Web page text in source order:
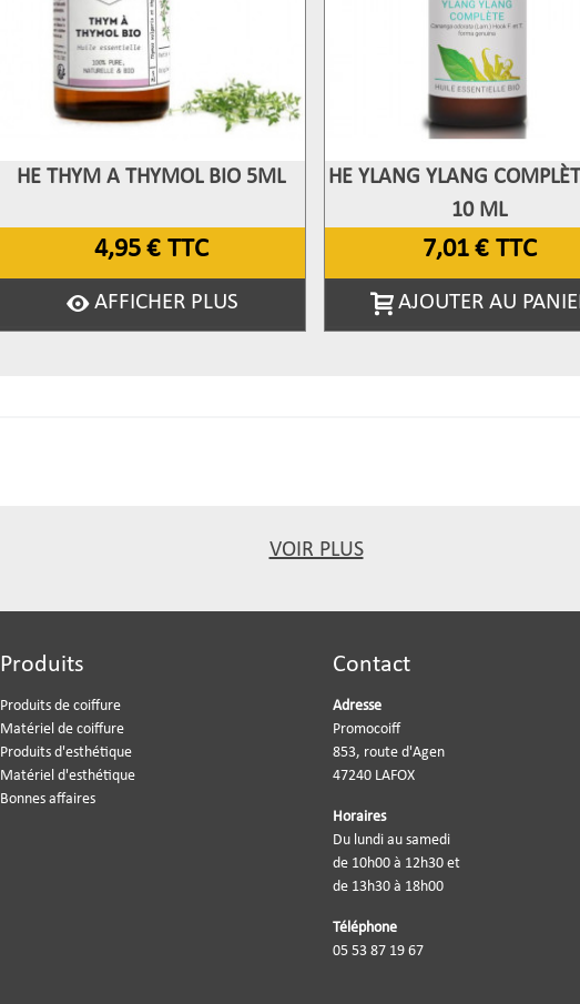
Afficher Plus
HE THYM A THYMOL BIO 5ML
4,95 € TTC
AFFICHER PLUS
Afficher Plus
HE YLANG YLANG
10 ML
7,01 € TTC
AJOUTER AU
VOIR PLUS
Produits
Produits de coiffure
Matériel de coiffure
Produits d'esthétique
Matériel d'esthétique
Bonnes affaires
Contact
Adresse
Promocoiff
853, route d'Agen
47240 LAFOX
Horaires
Du lundi au samedi
de 10h00 à 12h30 et
de 13h30 à 18h00
Téléphone
05 53 87 19 67